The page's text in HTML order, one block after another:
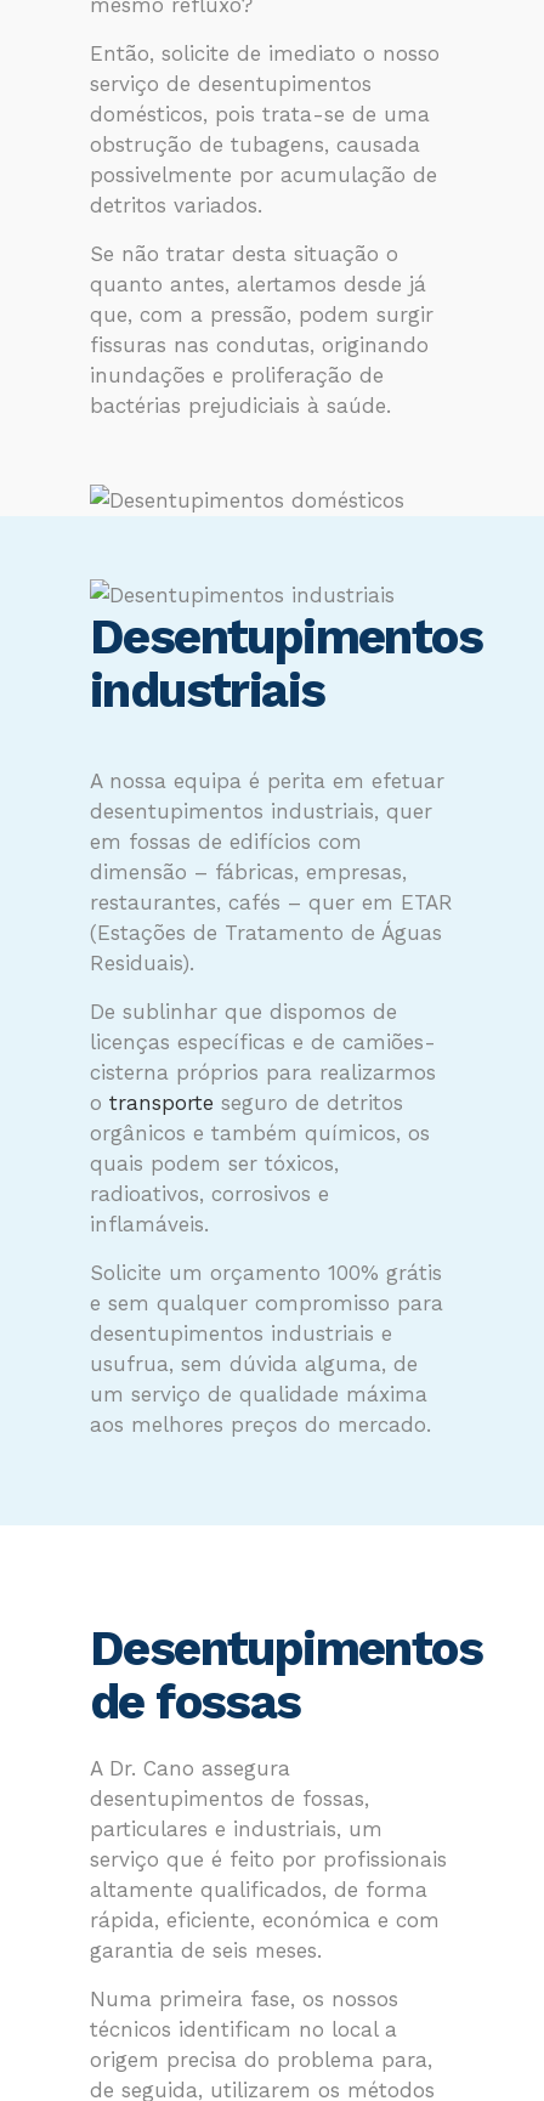
mesmo refluxo?
Então, solicite de imediato o nosso
serviço de desentupimentos
domésticos, pois trata-se de uma
obstrução de tubagens, causada
possivelmente por acumulação de
detritos variados.
Se não tratar desta situação o
quanto antes, alertamos desde já
que, com a pressão, podem surgir
fissuras nas condutas, originando
inundações e proliferação de
bactérias prejudiciais à saúde.
Desentupimentos
industriais
A nossa equipa é perita em efetuar
desentupimentos industriais, quer
em fossas de edifícios com
dimensão – fábricas, empresas,
restaurantes, cafés – quer em ETAR
(Estações de Tratamento de Águas
Residuais).
De sublinhar que dispomos de
licenças específicas e de camiões-
cisterna próprios para realizarmos
o transporte seguro de detritos
orgânicos e também químicos, os
quais podem ser tóxicos,
radioativos, corrosivos e
inflamáveis.
Solicite um orçamento 100% grátis
e sem qualquer compromisso para
desentupimentos industriais e
usufrua, sem dúvida alguma, de
um serviço de qualidade máxima
aos melhores preços do mercado.
Desentupimentos
de fossas
A Dr. Cano assegura
desentupimentos de fossas,
particulares e industriais, um
serviço que é feito por profissionais
altamente qualificados, de forma
rápida, eficiente, económica e com
garantia de seis meses.
Numa primeira fase, os nossos
técnicos identificam no local a
origem precisa do problema para,
de seguida, utilizarem os métodos